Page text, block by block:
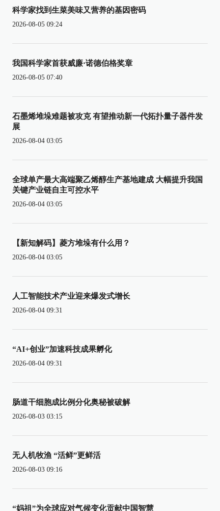
科学家找到生菜美味又营养的基因密码
2026-08-05 09:24
我国科学家首获威廉·诺德伯格奖章
2026-08-05 07:40
石墨烯堆垛难题被攻克 有望推动新一代拓扑量子器件发
展
2026-08-04 03:05
全球单产最大高端聚乙烯醇生产基地建成 大幅提升我国
关键产业链自主可控水平
2026-08-04 03:05
【新知解码】菱方堆垛有什么用？
2026-08-04 03:05
人工智能技术产业迎来爆发式增长
2026-08-04 09:31
“AI+创业”加速科技成果孵化
2026-08-04 09:31
肠道干细胞成比例分化奥秘被破解
2026-08-03 03:15
无人机牧渔 “活鲜”更鲜活
2026-08-03 09:16
“妈祖”为全球应对气候变化贡献中国智慧